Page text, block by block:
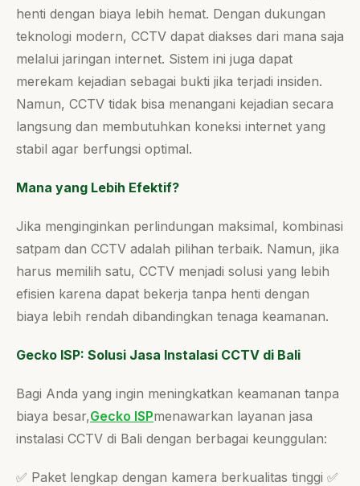
henti dengan biaya lebih hemat. Dengan dukungan
teknologi modern, CCTV dapat diakses dari mana saja
melalui jaringan internet. Sistem ini juga dapat
merekam kejadian sebagai bukti jika terjadi insiden.
Namun, CCTV tidak bisa menangani kejadian secara
langsung dan membutuhkan koneksi internet yang
stabil agar berfungsi optimal.
Mana yang Lebih Efektif?
Jika menginginkan perlindungan maksimal, kombinasi
satpam dan CCTV adalah pilihan terbaik. Namun, jika
harus memilih satu, CCTV menjadi solusi yang lebih
efisien karena dapat bekerja tanpa henti dengan
biaya lebih rendah dibandingkan tenaga keamanan.
Gecko ISP: Solusi Jasa Instalasi CCTV di Bali
Bagi Anda yang ingin meningkatkan keamanan tanpa
biaya besar,Gecko ISPmenawarkan layanan jasa
instalasi CCTV di Bali dengan berbagai keunggulan:
✅ Paket lengkap dengan kamera berkualitas tinggi ✅